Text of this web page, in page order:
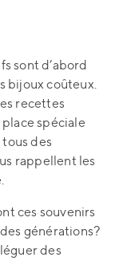
sont d’abord
bijoux coûteux.
recettes
spéciale
des
rappellent les
ces souvenirs
générations?
des